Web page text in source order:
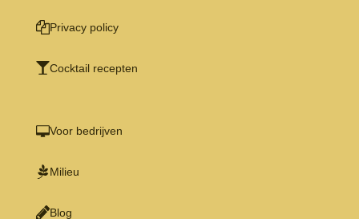
Privacy policy
Cocktail recepten
Voor bedrijven
Milieu
Blog